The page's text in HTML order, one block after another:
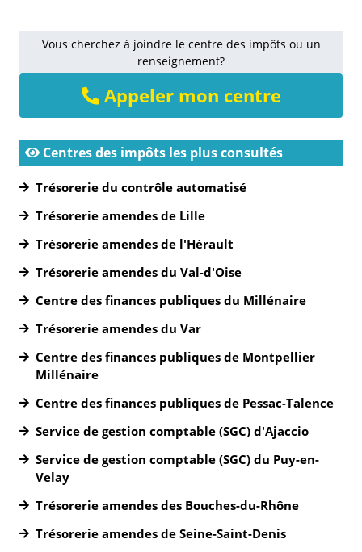
Vous cherchez à joindre le centre des impôts ou un
renseignement?
Appeler mon centre
Centres des impôts les plus consultés
Trésorerie du contrôle automatisé
Trésorerie amendes de Lille
Trésorerie amendes de l'Hérault
Trésorerie amendes du Val-d'Oise
Centre des finances publiques du Millénaire
Trésorerie amendes du Var
Centre des finances publiques de Montpellier
Millénaire
Centre des finances publiques de Pessac-Talence
Service de gestion comptable (SGC) d'Ajaccio
Service de gestion comptable (SGC) du Puy-en-
Velay
Trésorerie amendes des Bouches-du-Rhône
Trésorerie amendes de Seine-Saint-Denis